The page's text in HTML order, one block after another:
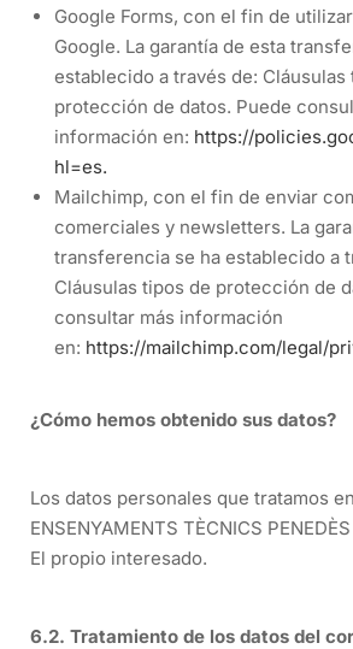
Google Forms, con el fin de
Google. La garantía de esta
establecido a través de: Cláusulas
protección de datos. Puede
información en: https://
hl=es.
Mailchimp, con el fin de enviar
comerciales y newsletters. La
transferencia se ha establecido a
Cláusulas tipos de protección de
consultar más información
en: https://mailchimp.com/legal/
¿Cómo hemos obtenido sus datos?
Los datos personales que tratamos
ENSENYAMENTS TÈCNICS
El propio interesado.
6.2. Tratamiento de los datos del